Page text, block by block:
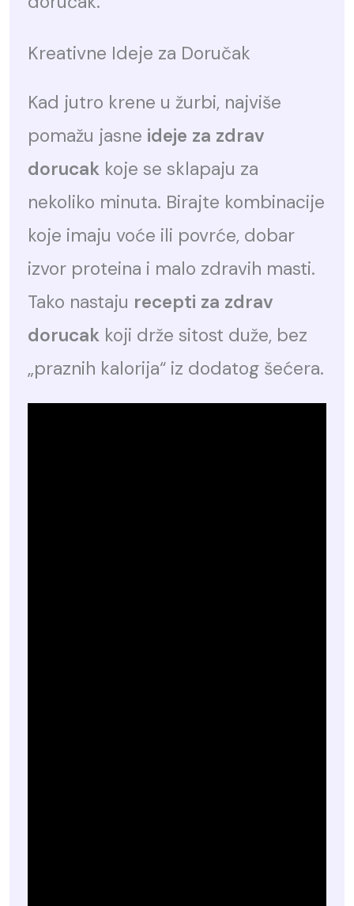
Kreativne Ideje za Doručak
Kad jutro krene u žurbi, najviše
pomažu jasne ideje za zdrav
dorucak koje se sklapaju za
nekoliko minuta. Birajte kombinacije
koje imaju voće ili povrće, dobar
izvor proteina i malo zdravih masti.
Tako nastaju recepti za zdrav
dorucak koji drže sitost duže, bez
„praznih kalorija“ iz dodatog šećera.